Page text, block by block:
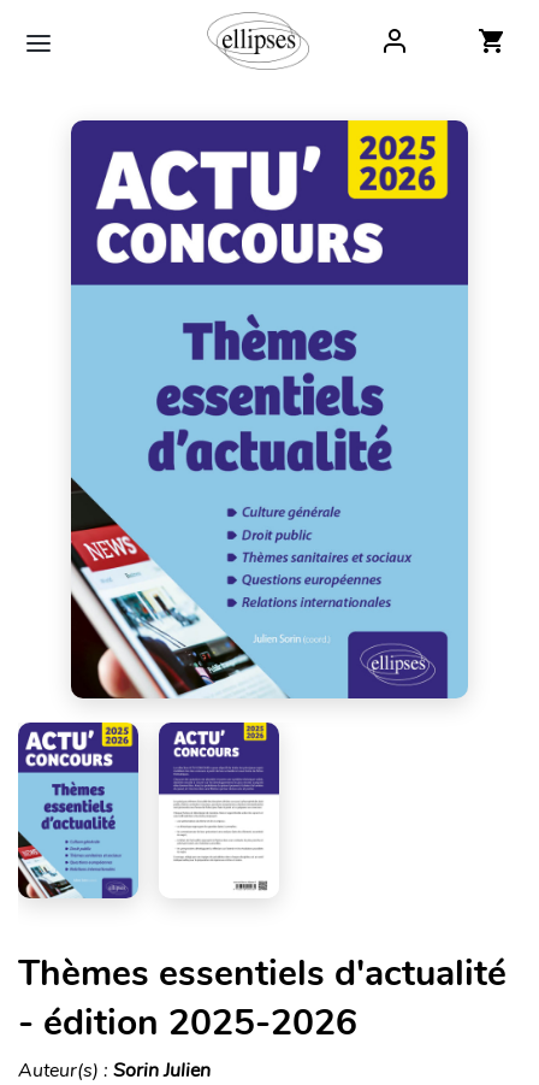
Thèmes essentiels d'actualité
- édition 2025-2026
Auteur(s) : Sorin Julien